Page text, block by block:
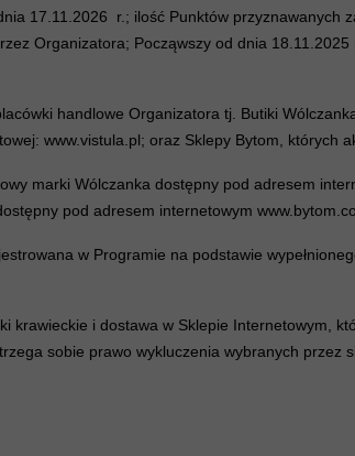
17.11.2026 r.; ilość Punktów przyznawanych
Organizatora; Począwszy od dnia
handlowe Organizatora tj. Butiki
www.vistula.pl; oraz Sklepy Bytom, których
marki Wólczanka dostępny pod adresem
pod adresem internetowym
w Programie na podstawie
krawieckie i dostawa w Sklepie Internetowym,
sobie prawo wykluczenia wybranych